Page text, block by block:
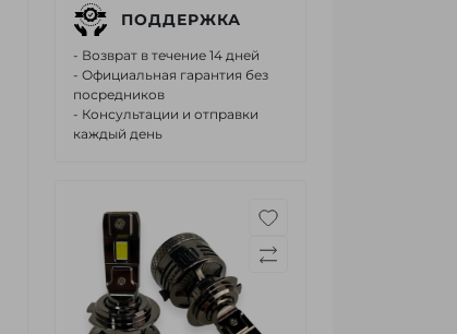
ПОДДЕРЖКА
- Возврат в течение 14 дней
- Официальная гарантия без
посредников
- Консультации и отправки
каждый день